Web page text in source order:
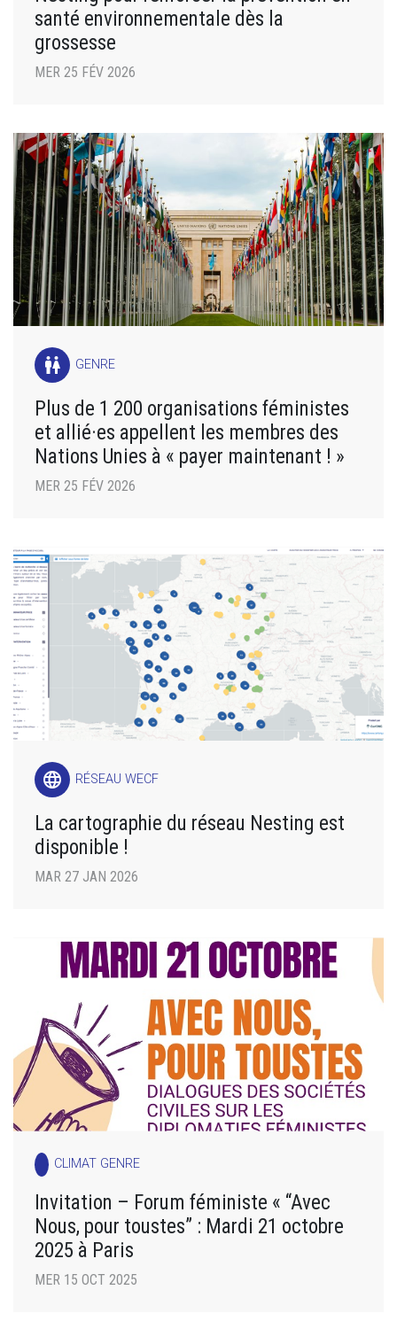
santé environnementale dès la
grossesse
MER 25 FÉV 2026
wc GENRE
Plus de 1 200 organisations féministes
et allié·es appellent les membres des
Nations Unies à « payer maintenant ! »
MER 25 FÉV 2026
language RÉSEAU WECF
La cartographie du réseau Nesting est
disponible !
MAR 27 JAN 2026
CLIMAT GENRE
Invitation – Forum féministe « “Avec
Nous, pour toustes” : Mardi 21 octobre
2025 à Paris
MER 15 OCT 2025